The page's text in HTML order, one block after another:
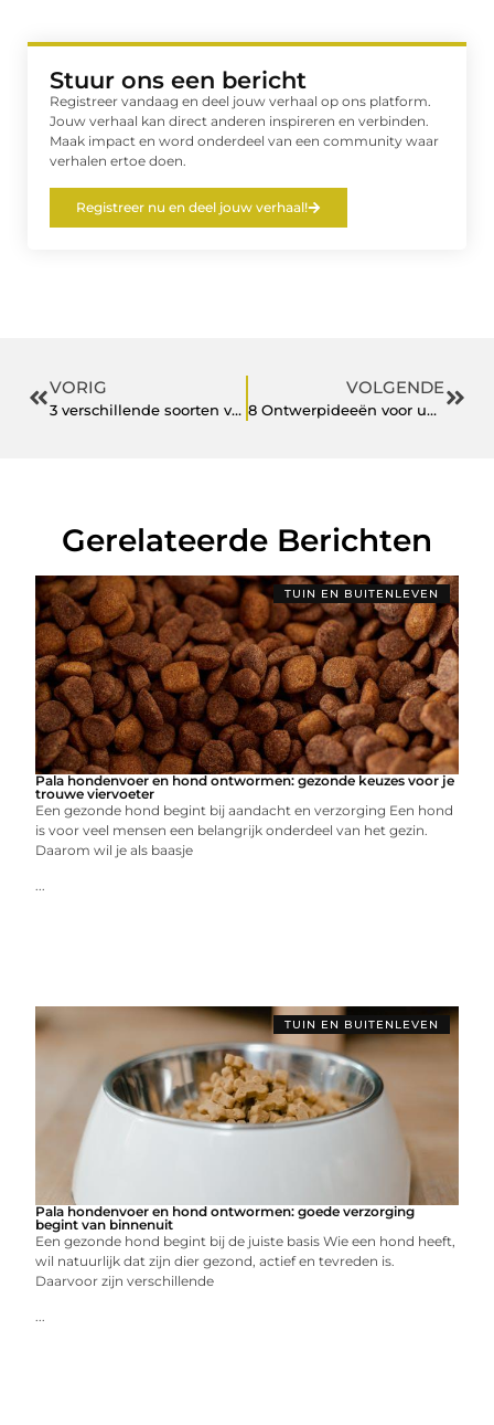
Stuur ons een bericht
Registreer vandaag en deel jouw verhaal op ons platform.
Jouw verhaal kan direct anderen inspireren en verbinden.
Maak impact en word onderdeel van een community waar
verhalen ertoe doen.
Registreer nu en deel jouw verhaal!
VORIG
3 verschillende soorten vaporizers en waarvoor ze gebruikt worden
VOLGENDE
8 Ontwerpideeën voor uw tuincentrum
Gerelateerde Berichten
TUIN EN BUITENLEVEN
Pala hondenvoer en hond ontwormen: gezonde keuzes voor je
trouwe viervoeter
Een gezonde hond begint bij aandacht en verzorging Een hond
is voor veel mensen een belangrijk onderdeel van het gezin.
Daarom wil je als baasje
...
TUIN EN BUITENLEVEN
Pala hondenvoer en hond ontwormen: goede verzorging
begint van binnenuit
Een gezonde hond begint bij de juiste basis Wie een hond heeft,
wil natuurlijk dat zijn dier gezond, actief en tevreden is.
Daarvoor zijn verschillende
...